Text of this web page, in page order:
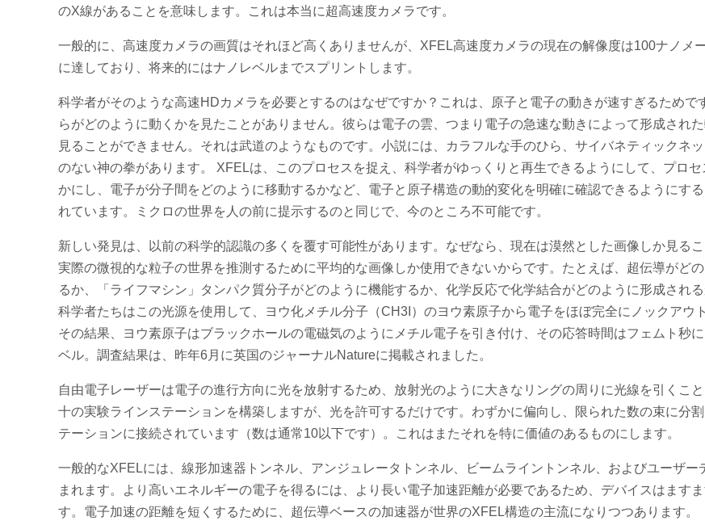
のX線があることを意味します。これは本当に超高速度カメラです。
一般的に、高速度カメラの画質はそれほど高くありませんが、XFEL高速度カメラの現在の解像度は100ナノメ
に達しており、将来的にはナノレベルまでスプリントします。
科学者がそのような高速HDカメラを必要とするのはなぜですか？これは、原子と電子の動きが速すぎるためで
らがどのように動くかを見たことがありません。彼らは電子の雲、つまり電子の急速な動きによって形成され
見ることができません。それは武道のようなものです。小説には、カラフルな手のひら、サイバネティックネ
のない神の拳があります。 XFELは、このプロセスを捉え、科学者がゆっくりと再生できるようにして、プロセ
かにし、電子が分子間をどのように移動するかなど、電子と原子構造の動的変化を明確に確認できるようにす
れています。ミクロの世界を人の前に提示するのと同じで、今のところ不可能です。
新しい発見は、以前の科学的認識の多くを覆す可能性があります。なぜなら、現在は漠然とした画像しか見るこ
実際の微視的な粒子の世界を推測するために平均的な画像しか使用できないからです。たとえば、超伝導がど
るか、「ライフマシン」タンパク質分子がどのように機能するか、化学反応で化学結合がどのように形成される
科学者たちはこの光源を使用して、ヨウ化メチル分子（CH3I）のヨウ素原子から電子をほぼ完全にノックアウ
その結果、ヨウ素原子はブラックホールの電磁気のようにメチル電子を引き付け、その応答時間はフェムト秒
ベル。調査結果は、昨年6月に英国のジャーナルNatureに掲載されました。
自由電子レーザーは電子の進行方向に光を放射するため、放射光のように大きなリングの周りに光線を引くこ
十の実験ラインステーションを構築しますが、光を許可するだけです。わずかに偏向し、限られた数の束に分
テーションに接続されています（数は通常10以下です）。これはまたそれを特に価値のあるものにします。
一般的なXFELには、線形加速器トンネル、アンジュレータトンネル、ビームライントンネル、およびユーザー
まれます。より高いエネルギーの電子を得るには、より長い電子加速距離が必要であるため、デバイスはます
す。電子加速の距離を短くするために、超伝導ベースの加速器が世界のXFEL構造の主流になりつつあります。